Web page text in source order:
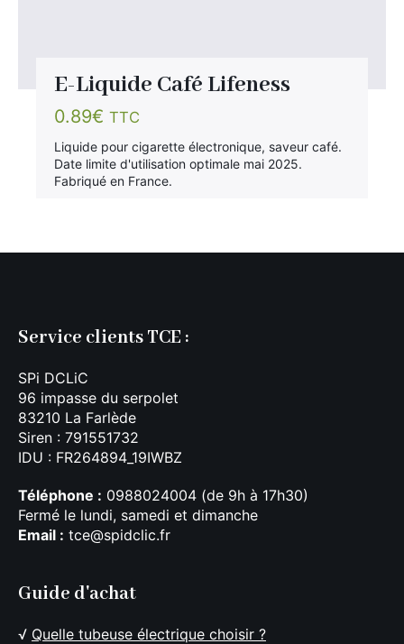
E-Liquide Café Lifeness
0.89€ TTC
Liquide pour cigarette électronique, saveur café.
Date limite d'utilisation optimale mai 2025.
Fabriqué en France.
Service clients TCE :
SPi DCLiC
96 impasse du serpolet
83210 La Farlède
Siren : 791551732
IDU : FR264894_19IWBZ
Téléphone : 0988024004 (de 9h à 17h30)
Fermé le lundi, samedi et dimanche
Email : tce@spidclic.fr
Guide d'achat
√ Quelle tubeuse électrique choisir ?